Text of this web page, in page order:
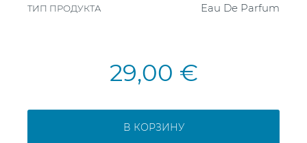
ТИП ПРОДУКТА Eau De Parfum
29,00 €
В КОРЗИНУ